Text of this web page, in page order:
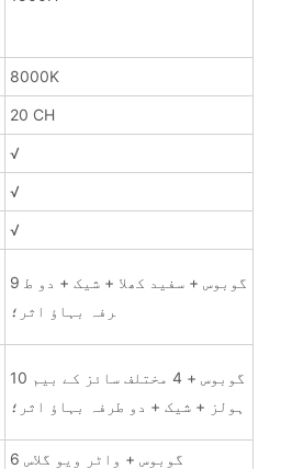
8000K
20 CH
√
√
√
9 گوبوس + سفید کھلا + شیک + دو ط
رفہ بہاؤ اثر؛
10 گوبوس + 4 مختلف سائز کے بیم
ہولز + شیک + دو طرفہ بہاؤ اثر؛
6 گوبوس + واٹر ویو گلاس